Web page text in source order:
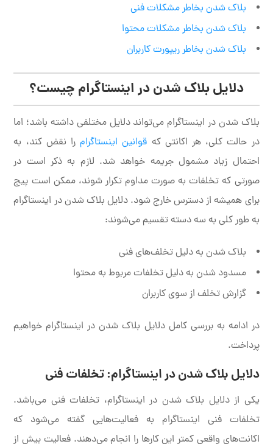
بلاک شدن بخاطر مشکلات فنی
بلاک شدن بخاطر مشکلات محتوا
بلاک شدن بخاطر ریپورت کاربران
دلایل بلاک شدن در اینستاگرام چیست؟
بلاک شدن در اینستاگرام می‌تواند دلایل مختلفی داشته باشد؛ اما
در حالت کلی، هر اکانتی که قوانین اینستاگرامرا نقض کند، به
احتمال زیاد مشمول جریمه خواهد شد. لازم به ذکر است در
صورتی که تخلفات به صورت مداوم تکرار شوند، ممکن است پیج
برای همیشه از دسترس خارج شود. دلایل بلاک شدن در اینستاگرام
به طور کلی به سه دسته تقسیم می‌شوند:
بلاک شدن به دلیل تخلف‌های فنی
مسدود شدن به دلیل تخلفات مربوط به محتوا
گزارش تخلف از سوی کاربران
در ادامه به بررسی کامل دلایل بلاک شدن در اینستاگرام خواهیم
پرداخت.
دلایل بلاک شدن در اینستاگرام: تخلفات فنی
یکی از دلایل بلاک شدن در اینستاگرام، تخلفات فنی می‌باشد.
تخلفات فنی اینستاگرام به فعالیت‌هایی گفته می‌شود که
اکانت‌های واقعی کمتر این کارها را انجام می‌دهند. فعالیت بیش از